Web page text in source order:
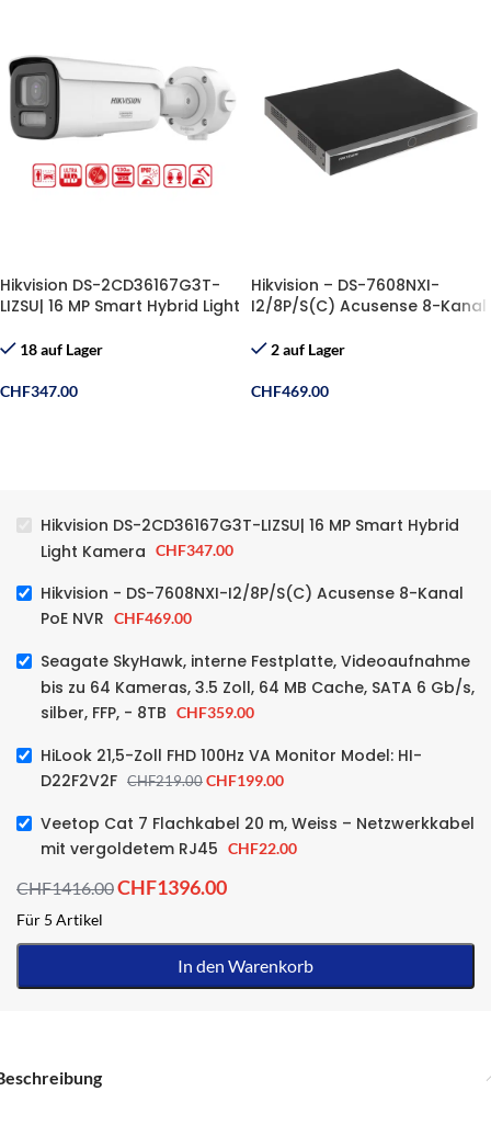
Hikvision DS-2CD36167G3T-
LIZSU| 16 MP Smart Hybrid Light
18 auf Lager
CHF347.00
Hikvision – DS-7608NXI-
I2/8P/S(C) Acusense 8-Kanal
2 auf Lager
CHF469.00
Hikvision DS-2CD36167G3T-LIZSU| 16 MP Smart Hybrid
Light Kamera CHF347.00
Hikvision - DS-7608NXI-I2/8P/S(C) Acusense 8-Kanal
PoE NVR CHF469.00
Seagate SkyHawk, interne Festplatte, Videoaufnahme
bis zu 64 Kameras, 3.5 Zoll, 64 MB Cache, SATA 6 Gb/s,
silber, FFP, - 8TB CHF359.00
HiLook 21,5-Zoll FHD 100Hz VA Monitor Model: HI-
D22F2V2F CHF219.00 CHF199.00
Veetop Cat 7 Flachkabel 20 m, Weiss – Netzwerkkabel
mit vergoldetem RJ45 CHF22.00
CHF1416.00CHF1396.00
Für 5 Artikel
In den Warenkorb